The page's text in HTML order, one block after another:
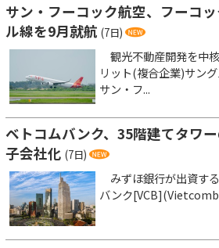
サン・フーコック航空、フーコ
ル線を9月就航 (7日)
観光不動産開発を中
リット(複合企業)サン
サン・フ...
ベトコムバンク、35階建てタワ
子会社化 (7日)
みずほ銀行が出資す
バンク